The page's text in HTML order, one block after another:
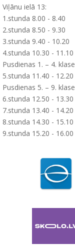
Viļānu ielā 13:
1.stunda 8.00 - 8.40
2.stunda 8.50 - 9.30
3.stunda 9.40 - 10.20
4.stunda 10.30 - 11.10
Pusdienas 1. – 4. klase
5.stunda 11.40 - 12.20
Pusdienas 5. – 9. klase
6.stunda 12.50 - 13.30
7.stunda 13.40 - 14.20
8.stunda 14.30 - 15.10
9.stunda 15.20 - 16.00